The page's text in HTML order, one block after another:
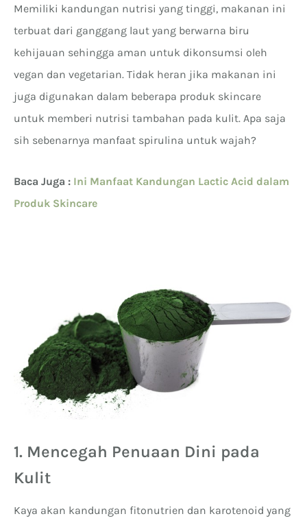
Memiliki kandungan nutrisi yang tinggi, makanan ini
terbuat dari ganggang laut yang berwarna biru
kehijauan sehingga aman untuk dikonsumsi oleh
vegan dan vegetarian. Tidak heran jika makanan ini
juga digunakan dalam beberapa produk skincare
untuk memberi nutrisi tambahan pada kulit. Apa saja
sih sebenarnya manfaat spirulina untuk wajah?
Baca Juga : Ini Manfaat Kandungan Lactic Acid dalam
Produk Skincare
1. Mencegah Penuaan Dini pada
Kulit
Kaya akan kandungan fitonutrien dan karotenoid yang